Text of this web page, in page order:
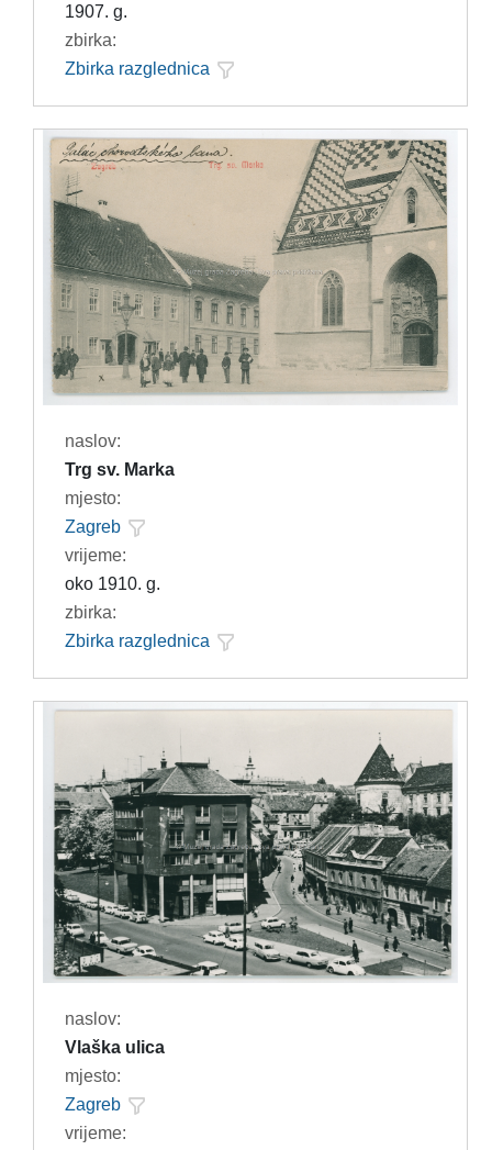
1907. g.
zbirka:
Zbirka razglednica
naslov:
Trg sv. Marka
mjesto:
Zagreb
vrijeme:
oko 1910. g.
zbirka:
Zbirka razglednica
naslov:
Vlaška ulica
mjesto:
Zagreb
vrijeme: